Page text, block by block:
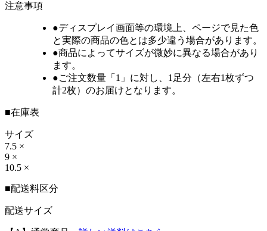
注意事項
●ディスプレイ画面等の環境上、ページで見た色
と実際の商品の色とは多少違う場合があります。
●商品によってサイズが微妙に異なる場合があり
ます。
●ご注文数量「1」に対し、 1足分（左右1枚ずつ
計2枚） のお届けとなります。
■在庫表
サイズ
7.5 ×
9 ×
10.5 ×
■配送料区分
配送サイズ